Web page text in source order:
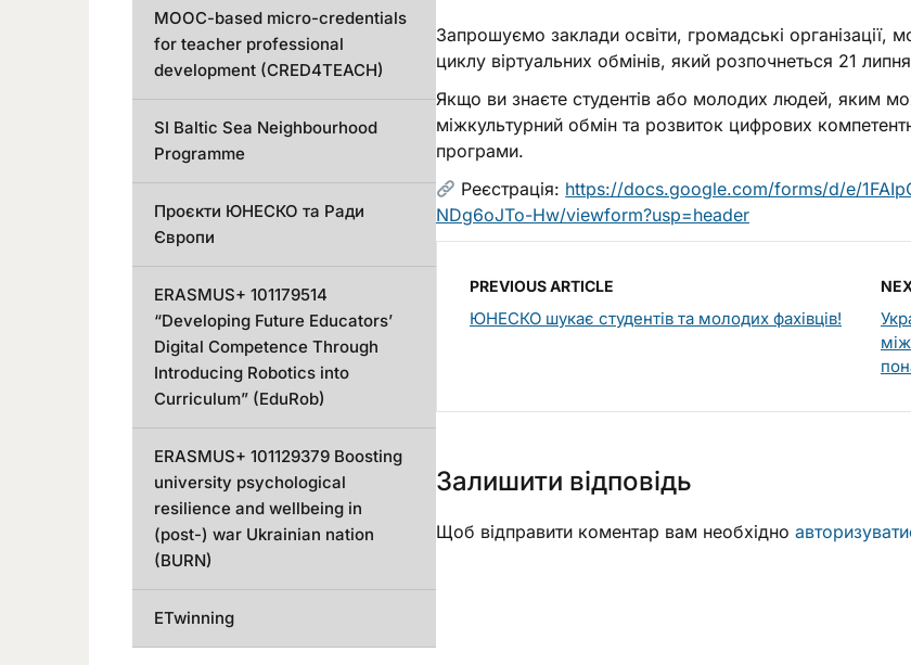
Запрошуємо заклади освіти, громадські організації,
циклу віртуальних обмінів, який розпочнеться 21
Якщо ви знаєте студентів або молодих людей, яким
міжкультурний обмін та розвиток цифрових
програми.
Реєстрація: https://docs.google.com/forms/d/e/
NDg6oJTo-Hw/viewform?usp=header
PREVIOUS ARTICLE
ЮНЕСКО шукає студентів та молодих фахівців!
Залишити відповідь
Щоб відправити коментар вам необхідно
MOOC-based micro-credentials
for teacher professional
development (CRED4TEACH)
SI Baltic Sea Neighbourhood
Programme
Проєкти ЮНЕСКО та Ради
Європи
ERASMUS+ 101179514
“Developing Future Educators’
Digital Competence Through
Introducing Robotics into
Curriculum” (EduRob)
ERASMUS+ 101129379 Boosting
university psychological
resilience and wellbeing in
(post-) war Ukrainian nation
(BURN)
ETwinning